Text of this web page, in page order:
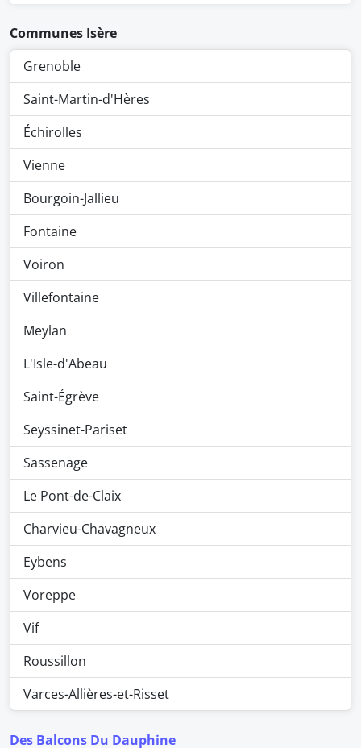
Communes Isère
Grenoble
Saint-Martin-d'Hères
Échirolles
Vienne
Bourgoin-Jallieu
Fontaine
Voiron
Villefontaine
Meylan
L'Isle-d'Abeau
Saint-Égrève
Seyssinet-Pariset
Sassenage
Le Pont-de-Claix
Charvieu-Chavagneux
Eybens
Voreppe
Vif
Roussillon
Varces-Allières-et-Risset
Des Balcons Du Dauphine